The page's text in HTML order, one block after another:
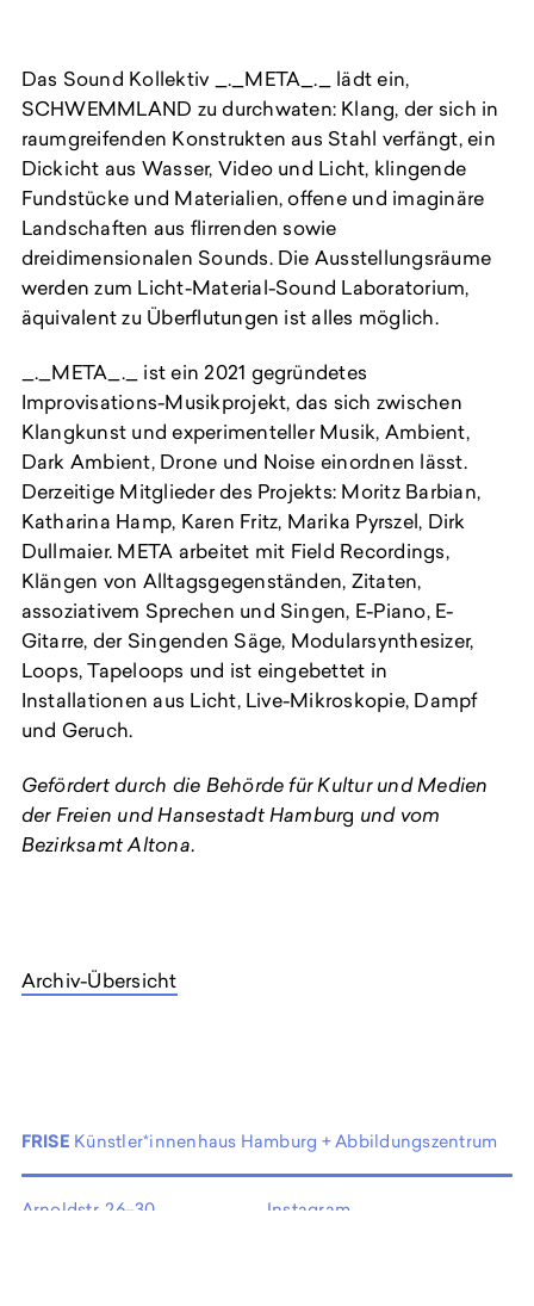
Das Sound Kollektiv _._META_._ lädt ein,
SCHWEMMLAND zu durchwaten: Klang, der sich in
raumgreifenden Konstrukten aus Stahl verfängt, ein
Dickicht aus Wasser, Video und Licht, klingende
Fundstücke und Materialien, offene und imaginäre
Landschaften aus flirrenden sowie
dreidimensionalen Sounds. Die Ausstellungsräume
werden zum Licht-Material-Sound Laboratorium,
äquivalent zu Überflutungen ist alles möglich.
_._META_._ ist ein 2021 gegründetes
Improvisations-Musikprojekt, das sich zwischen
Klangkunst und experimenteller Musik, Ambient,
Dark Ambient, Drone und Noise einordnen lässt.
Derzeitige Mitglieder des Projekts: Moritz Barbian,
Katharina Hamp, Karen Fritz, Marika Pyrszel, Dirk
Dullmaier. META arbeitet mit Field Recordings,
Klängen von Alltagsgegenständen, Zitaten,
assoziativem Sprechen und Singen, E-Piano, E-
Gitarre, der Singenden Säge, Modularsynthesizer,
Loops, Tapeloops und ist eingebettet in
Installationen aus Licht, Live-Mikroskopie, Dampf
und Geruch.
Gefördert durch die Behörde für Kultur und Medien
der Freien und Hansestadt Hamburg und vom
Bezirksamt Altona.
Archiv-Übersicht
FRISE Künstler*innenhaus Hamburg + Abbildungszentrum
Arnoldstr. 26–30
Instagram